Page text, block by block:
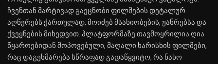
ჩვენთან მარტივად გაეცნობი ფილმების დეტალურ
აღწერებს ქართულად, მოიძებ მსახიობების, ჟანრებსა და
ქვეყნების მიხედვით. პლატფორმაზე თავმოყრილია ღია
წყაროებიდან მოპოვებული, მაღალი ხარისხის ფილმები,
რაც დაგეხმარება სწრაფად გადაწყვიტო, რა ნახო